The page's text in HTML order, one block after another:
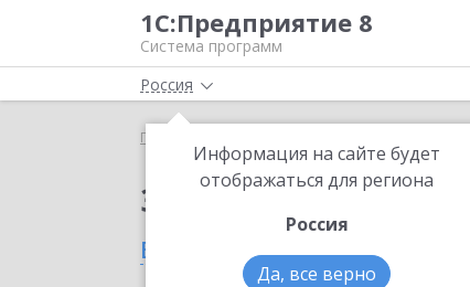
1С:Предприятие 8
Система программ
Россия
Информация на сайте будет
отображаться для региона
Россия
Да, все верно
Главная
Заказать 1С:Статус
в Ачинске